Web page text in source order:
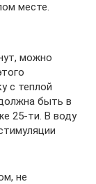
месте.
можно
с теплой
быть в
25-ти. В воду
не